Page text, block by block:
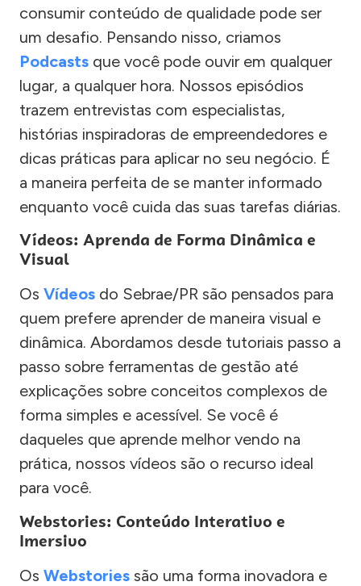
consumir conteúdo de qualidade pode ser
um desafio. Pensando nisso, criamos
Podcasts que você pode ouvir em qualquer
lugar, a qualquer hora. Nossos episódios
trazem entrevistas com especialistas,
histórias inspiradoras de empreendedores e
dicas práticas para aplicar no seu negócio. É
a maneira perfeita de se manter informado
enquanto você cuida das suas tarefas diárias.
Vídeos: Aprenda de Forma Dinâmica e
Visual
Os Vídeos do Sebrae/PR são pensados para
quem prefere aprender de maneira visual e
dinâmica. Abordamos desde tutoriais passo a
passo sobre ferramentas de gestão até
explicações sobre conceitos complexos de
forma simples e acessível. Se você é
daqueles que aprende melhor vendo na
prática, nossos vídeos são o recurso ideal
para você.
Webstories: Conteúdo Interativo e
Imersivo
Os Webstories são uma forma inovadora e